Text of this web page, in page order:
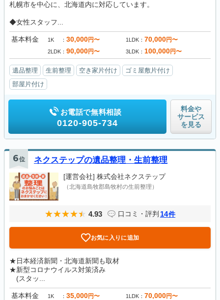
札幌市を中心に、北海道内に対応しています。
◆女性スタッフ...
基本料金 1K 30,000円〜 1LDK 70,000円〜
2LDK 90,000円〜 3LDK 100,000円〜
遺品整理 生前整理 空き家片付け
ゴミ屋敷片付け
部屋片付け
お電話で無料相談
0120-905-734
料金や
サービス
を見る
6位 ネクステップの遺品整理・生前整理
[運営会社] 株式会社ネクステップ
（北海道島牧郡島牧村の生前整理）
4.93 口コミ・評判 14件
お気に入りに追加
★日本経済新聞・北海道新聞も取材
★新型コロナウイルス対策済み
(スタッ...
基本料金 1K 35,000円〜 1LDK 70,000円〜